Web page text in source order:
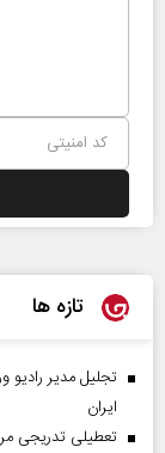
تازه ها
تجلیل مدیر رادیو
ایران
تعطیلی تدریجی